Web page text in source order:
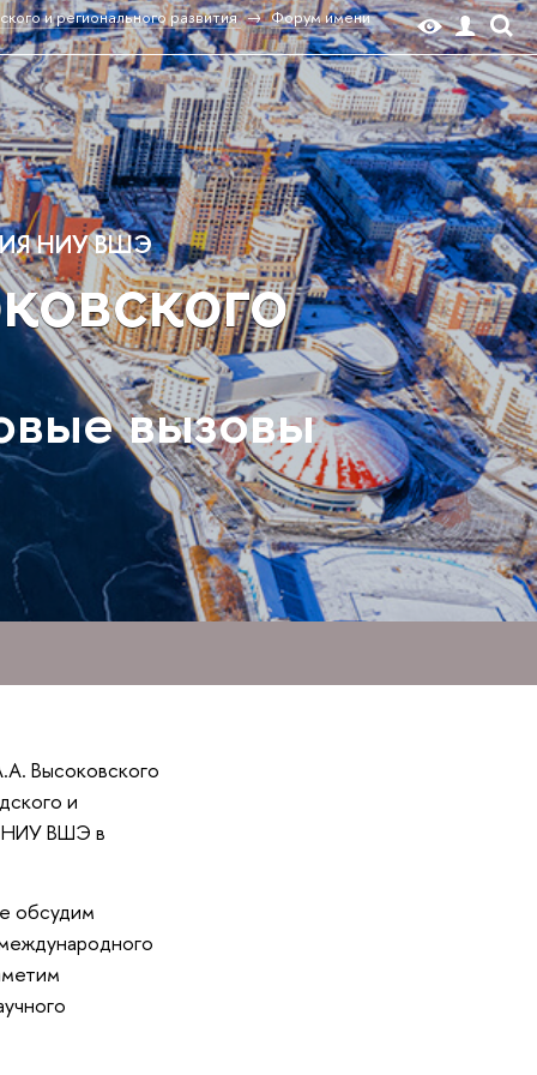
и регионального развития
Форум имени
НИУ ВШЭ
вызовы
Высоковского
и
НИУ ВШЭ в
обсудим